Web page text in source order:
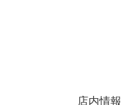
店内情報